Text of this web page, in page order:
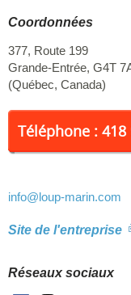
à venir en juillet 2026
Coordonnées
377, Route 199
Grande-Entrée, G4T
(Québec, Canada)
Téléphone : 418
info@loup-marin.com
Site de l'entreprise
Réseaux sociaux